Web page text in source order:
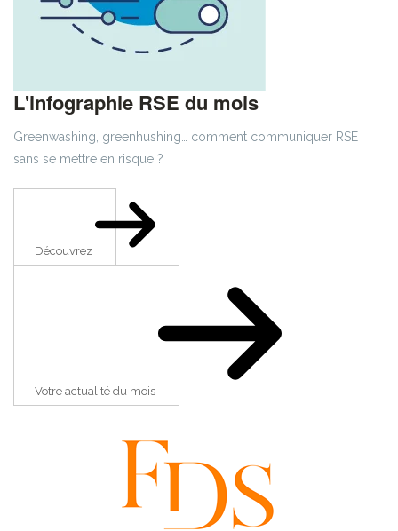
L'infographie RSE du mois
Greenwashing, greenhushing… comment communiquer RSE
sans se mettre en risque ?
Découvrez
Votre actualité du mois